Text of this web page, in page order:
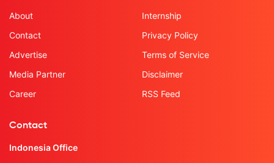
About
Contact
Advertise
Media Partner
Career
Internship
Privacy Policy
Terms of Service
Disclaimer
RSS Feed
Contact
Indonesia Office